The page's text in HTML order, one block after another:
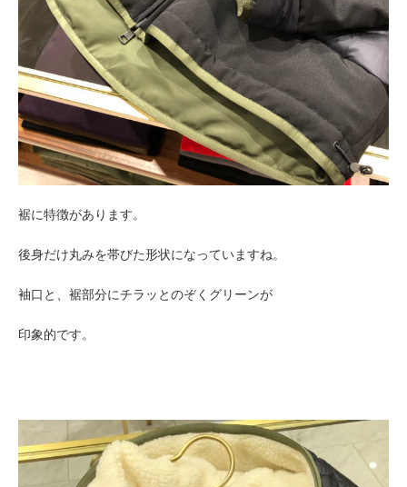
裾に特徴があります。
後身だけ丸みを帯びた形状になっていますね。
袖口と、裾部分にチラッとのぞくグリーンが
印象的です。